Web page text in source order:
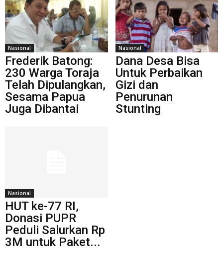
Nasional
Frederik Batong:
230 Warga Toraja
Telah Dipulangkan,
Sesama Papua
Juga Dibantai
Nasional
Dana Desa Bisa
Untuk Perbaikan
Gizi dan
Penurunan
Stunting
Nasional
HUT ke-77 RI,
Donasi PUPR
Peduli Salurkan Rp
3M untuk Paket...